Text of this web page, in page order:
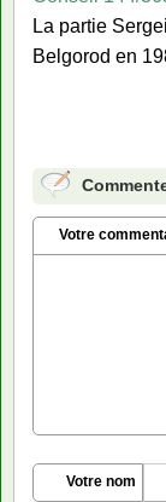
La partie
Belgorod en
Votre
Votre nom